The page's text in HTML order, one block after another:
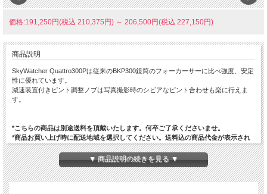
価格:191,250円(税込 210,375円) ～ 206,500円(税込 227,150円)
商品説明
SkyWatcher Quattro300Pは従来のBKP300鏡筒のフォーカーサーに比べ強度、安定
性に優れています。
減速装置付きピント調整ノブは写真撮影時のシビアなピント合わせも楽に行えま
す。
*こちらの商品は別途送料を頂戴いたします。何卒ご了承くださいませ。
*商品お買い上げ時に配送地域を選択してください。送料込の商品代金が表示され
ます。
*沖縄本島以外、または離島へのご配送希望の方は別途ご相談ください。
*送料内訳はこのページの一番下をご覧ください。
▼ 商品説明の続きを見る ▼